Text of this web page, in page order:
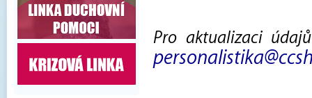
Pro aktualizaci